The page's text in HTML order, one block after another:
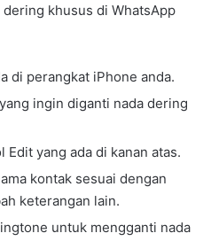
khusus di WhatsApp
di perangkat iPhone anda.
ingin diganti nada dering
Edit yang ada di kanan atas.
kontak sesuai dengan
keterangan lain.
untuk mengganti nada